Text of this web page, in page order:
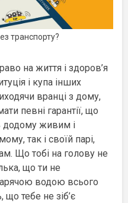
транспорту?
на життя і здоров’я
і купа інших
вранці з дому,
певні гарантії, що
додому живим і
так і своїй парі,
Що тобі на голову не
що ти не
водою всього
що тебе не зіб’є